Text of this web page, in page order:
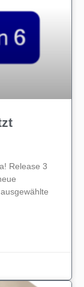
Release 3